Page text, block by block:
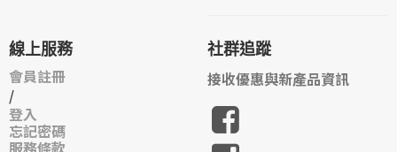
線上服務
會員註冊
/
登入
忘記密碼
服務條款
社群追蹤
接收優惠與新產品資訊